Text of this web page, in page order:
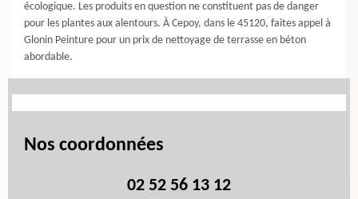
écologique. Les produits en question ne constituent pas de danger
pour les plantes aux alentours. À Cepoy, dans le 45120, faites appel à
Glonin Peinture pour un prix de nettoyage de terrasse en béton
abordable.
Nos coordonnées
02 52 56 13 12